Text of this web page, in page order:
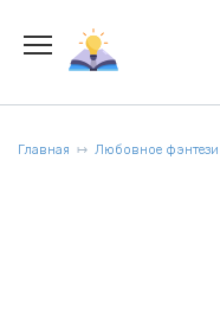
содержанию
Главная Любовное фэнтези